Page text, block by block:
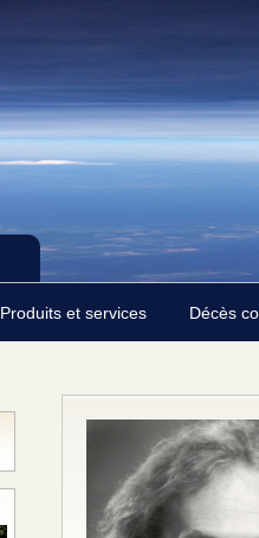
Produits et services Décès